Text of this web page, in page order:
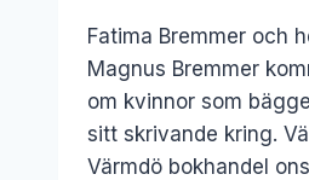
Fatima Bremmer och
Magnus Bremmer
om kvinnor som
sitt skrivande kring.
Värmdö bokhandel